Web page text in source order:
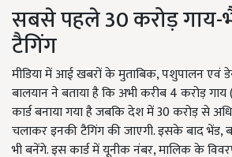
सबसे पहले 30 करोड़ गाय-
टैगिंग
मीडिया में आई खबरों के मुताबिक, पशुपालन एवं
बालयान ने बताया है कि अभी करीब 4 करोड़
कार्ड बनाया गया है जबकि देश में 30 करोड़ से
चलाकर इनकी टैगिंग की जाएगी. इसके बाद
भी बनेंगे. इस कार्ड में यूनीक नंबर, मालिक के